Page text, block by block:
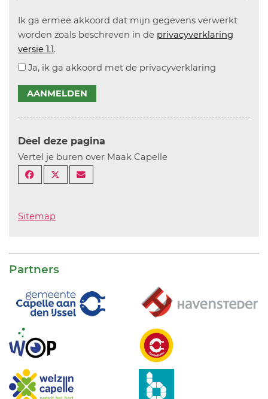
Ik ga ermee akkoord dat mijn gegevens verwerkt
worden zoals beschreven in de privacyverklaring
versie 1.1.
Ja, ik ga akkoord met de privacyverklaring
AANMELDEN
Deel deze pagina
Vertel je buren over Maak Capelle
Sitemap
Partners